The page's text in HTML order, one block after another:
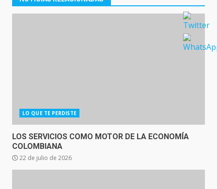
LO QUE TE PERDISTE
LOS SERVICIOS COMO MOTOR DE LA ECONOMÍA
COLOMBIANA
22 de julio de 2026